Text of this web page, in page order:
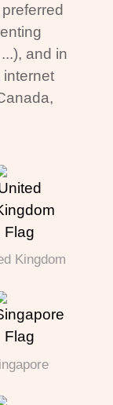
and in
internet
Kingdom